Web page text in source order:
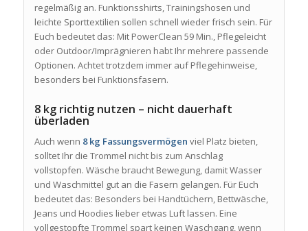
regelmäßig an. Funktionsshirts, Trainingshosen und
leichte Sporttextilien sollen schnell wieder frisch sein. Für
Euch bedeutet das: Mit PowerClean 59 Min., Pflegeleicht
oder Outdoor/Imprägnieren habt Ihr mehrere passende
Optionen. Achtet trotzdem immer auf Pflegehinweise,
besonders bei Funktionsfasern.
8 kg richtig nutzen – nicht dauerhaft
überladen
Auch wenn 8 kg Fassungsvermögen viel Platz bieten,
solltet Ihr die Trommel nicht bis zum Anschlag
vollstopfen. Wäsche braucht Bewegung, damit Wasser
und Waschmittel gut an die Fasern gelangen. Für Euch
bedeutet das: Besonders bei Handtüchern, Bettwäsche,
Jeans und Hoodies lieber etwas Luft lassen. Eine
vollgestopfte Trommel spart keinen Waschgang, wenn